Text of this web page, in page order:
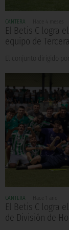
CANTERA
El Betis C logra
equipo de
El conjunto dirigido
CANTERA
El Betis C logra
de División de